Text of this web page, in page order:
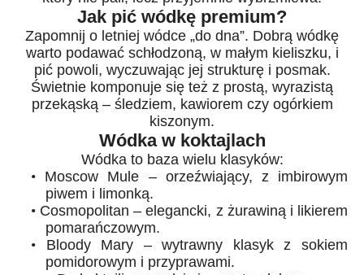
Jak pić wódkę premium?
Zapomnij o letniej wódce „do dna”. Dobrą wódkę
warto podawać schłodzoną, w małym kieliszku, i
pić powoli, wyczuwając jej strukturę i posmak.
Świetnie komponuje się też z prostą, wyrazistą
przekąską – śledziem, kawiorem czy ogórkiem
kiszonym.
Wódka w koktajlach
Wódka to baza wielu klasyków:
• Moscow Mule – orzeźwiający, z imbirowym
piwem i limonką.
• Cosmopolitan – elegancki, z żurawiną i likierem
pomarańczowym.
• Bloody Mary – wytrawny klasyk z sokiem
pomidorowym i przyprawami.